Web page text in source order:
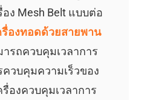
อง Mesh Belt แบบต่อ
รื่องทอดด้วยสายพาน
ารถควบคุมเวลาการ
วบคุมความเร็วของ
องควบคุมเวลาการ